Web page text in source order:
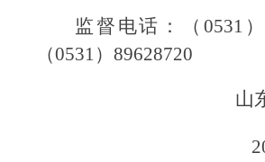
监督电话：（ 0531
（0531） 89628720
山